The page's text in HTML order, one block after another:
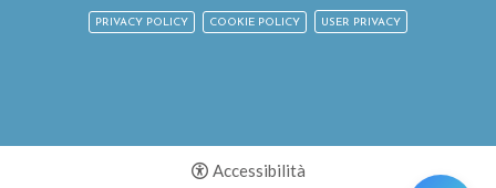
PRIVACY POLICY COOKIE POLICY USER PRIVACY
Accessibilità